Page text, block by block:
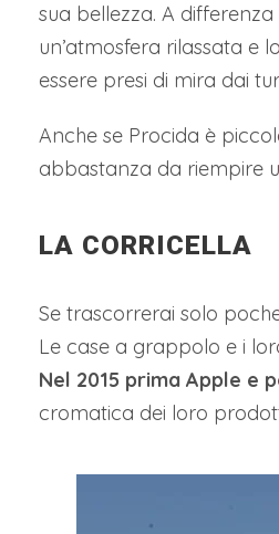
sua bellezza. A
un’atmosfera rilassata e
essere presi di mira dai
Anche se Procida è
abbastanza da riempire
LA CORRICELLA
Se trascorrerai solo
Le case a grappolo e i
Nel 2015 prima Apple e
cromatica dei loro